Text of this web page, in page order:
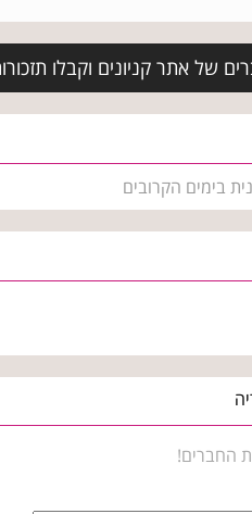
של אתר קניונים וקבלו
בימים הקרובים
החברים!